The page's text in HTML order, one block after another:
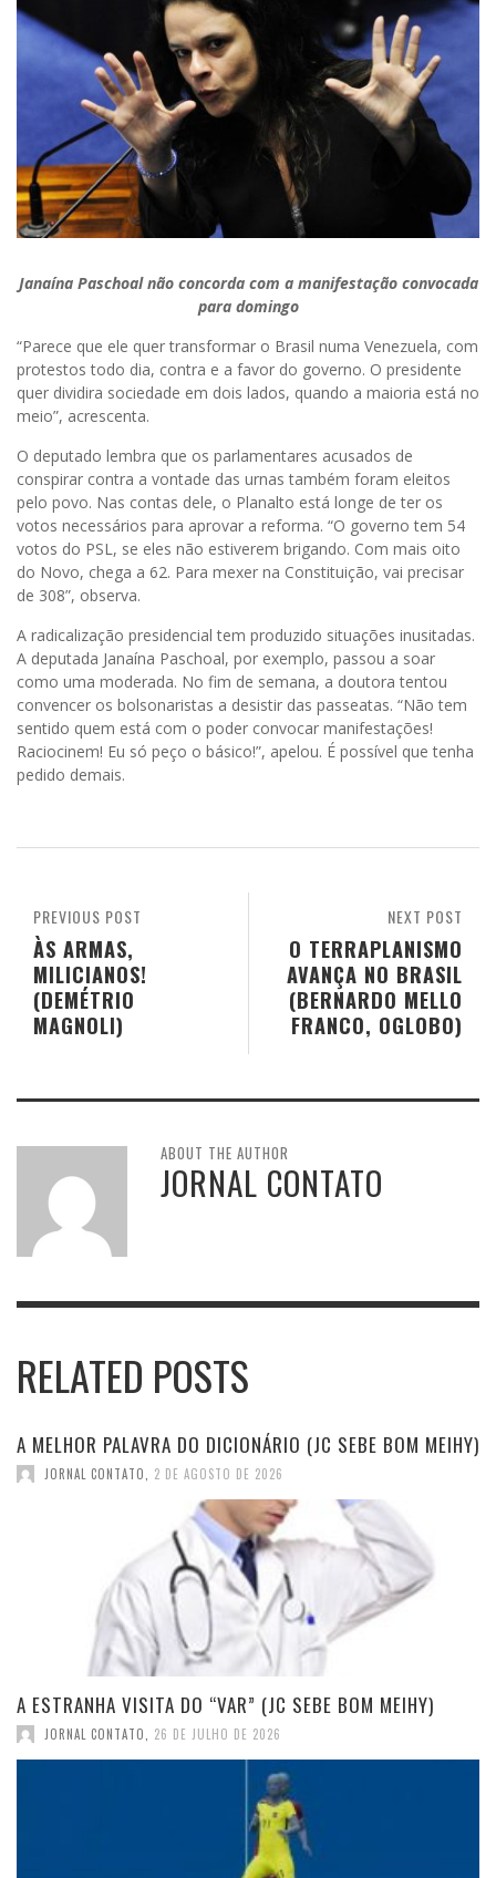
Janaína Paschoal não concorda com a manifestação convocada
para domingo
“Parece que ele quer transformar o Brasil numa Venezuela, com
protestos todo dia, contra e a favor do governo. O presidente
quer dividira sociedade em dois lados, quando a maioria está no
meio”, acrescenta.
O deputado lembra que os parlamentares acusados de
conspirar contra a vontade das urnas também foram eleitos
pelo povo. Nas contas dele, o Planalto está longe de ter os
votos necessários para aprovar a reforma. “O governo tem 54
votos do PSL, se eles não estiverem brigando. Com mais oito
do Novo, chega a 62. Para mexer na Constituição, vai precisar
de 308”, observa.
A radicalização presidencial tem produzido situações inusitadas.
A deputada Janaína Paschoal, por exemplo, passou a soar
como uma moderada. No fim de semana, a doutora tentou
convencer os bolsonaristas a desistir das passeatas. “Não tem
sentido quem está com o poder convocar manifestações!
Raciocinem! Eu só peço o básico!”, apelou. É possível que tenha
pedido demais.
NEXT POST
O TERRAPLANISMO
AVANÇA NO BRASIL
(BERNARDO MELLO
FRANCO, OGLOBO)
PREVIOUS POST
ÀS ARMAS,
MILICIANOS!
(DEMÉTRIO
MAGNOLI)
ABOUT THE AUTHOR
JORNAL CONTATO
RELATED POSTS
A MELHOR PALAVRA DO DICIONÁRIO (JC SEBE BOM MEIHY)
JORNAL CONTATO, 2 DE AGOSTO DE 2026
A ESTRANHA VISITA DO “VAR” (JC SEBE BOM MEIHY)
JORNAL CONTATO 26 DE JULHO DE 2026